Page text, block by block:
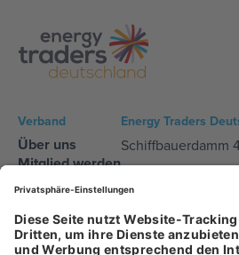
Verband
Über uns
Mitglied werden
Kontakt
Energy Traders
Schiffbauerdamm
Tel:+49 (0) 30
E-Mail: